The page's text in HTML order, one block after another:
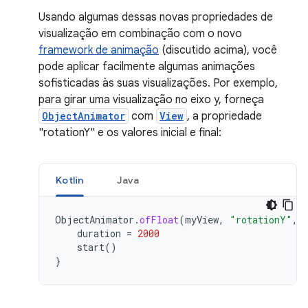
Usando algumas dessas novas propriedades de
visualização em combinação com o novo
framework de animação (discutido acima), você
pode aplicar facilmente algumas animações
sofisticadas às suas visualizações. Por exemplo,
para girar uma visualização no eixo y, forneça
ObjectAnimator com View , a propriedade
"rotationY" e os valores inicial e final:
Kotlin Java
ObjectAnimator .ofFloat(myView, "rotationY" ,
duration = 2000
start()
}